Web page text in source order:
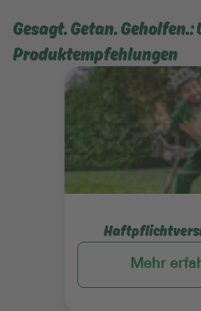
Gesagt. Getan. Geholfen.:
Produktempfehlungen
Mehr
Mehr erfahren